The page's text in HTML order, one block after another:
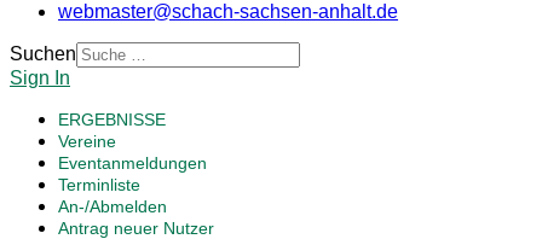
webmaster@schach-sachsen-anhalt.de
Suchen
Sign In
ERGEBNISSE
Vereine
Eventanmeldungen
Terminliste
An-/Abmelden
Antrag neuer Nutzer